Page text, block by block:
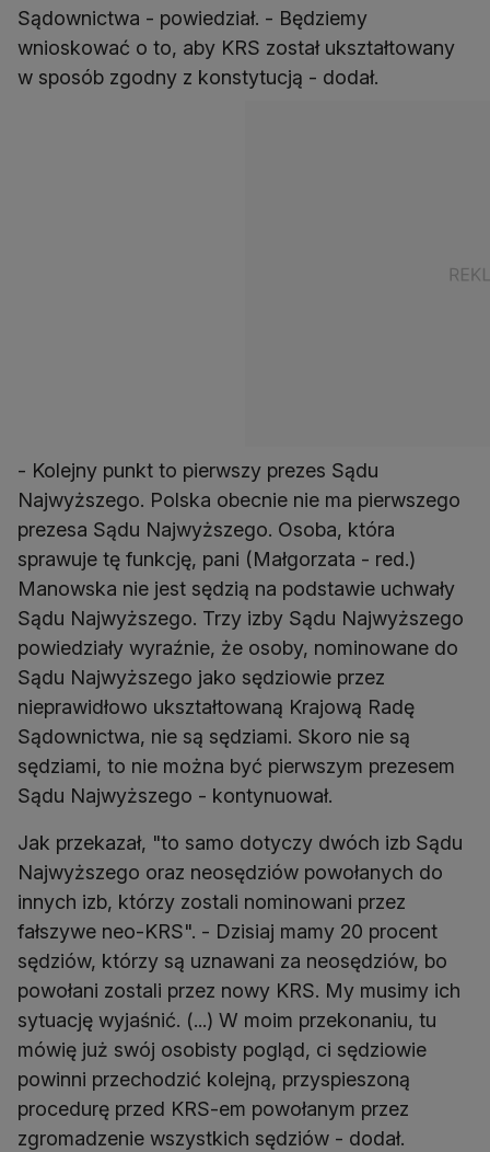
Sądownictwa - powiedział. - Będziemy
wnioskować o to, aby KRS został ukształtowany
w sposób zgodny z konstytucją - dodał.
- Kolejny punkt to pierwszy prezes Sądu
Najwyższego. Polska obecnie nie ma pierwszego
prezesa Sądu Najwyższego. Osoba, która
sprawuje tę funkcję, pani (Małgorzata - red.)
Manowska nie jest sędzią na podstawie uchwały
Sądu Najwyższego. Trzy izby Sądu Najwyższego
powiedziały wyraźnie, że osoby, nominowane do
Sądu Najwyższego jako sędziowie przez
nieprawidłowo ukształtowaną Krajową Radę
Sądownictwa, nie są sędziami. Skoro nie są
sędziami, to nie można być pierwszym prezesem
Sądu Najwyższego - kontynuował.
Jak przekazał, "to samo dotyczy dwóch izb Sądu
Najwyższego oraz neosędziów powołanych do
innych izb, którzy zostali nominowani przez
fałszywe neo-KRS". - Dzisiaj mamy 20 procent
sędziów, którzy są uznawani za neosędziów, bo
powołani zostali przez nowy KRS. My musimy ich
sytuację wyjaśnić. (...) W moim przekonaniu, tu
mówię już swój osobisty pogląd, ci sędziowie
powinni przechodzić kolejną, przyspieszoną
procedurę przed KRS-em powołanym przez
zgromadzenie wszystkich sędziów - dodał.